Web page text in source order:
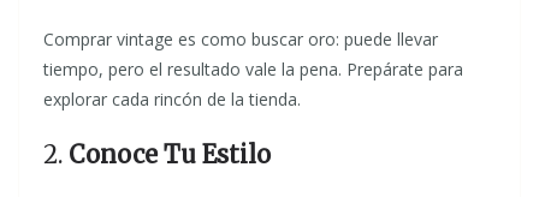
Comprar vintage es como buscar oro: puede llevar
tiempo, pero el resultado vale la pena. Prepárate para
explorar cada rincón de la tienda.
2. Conoce Tu Estilo